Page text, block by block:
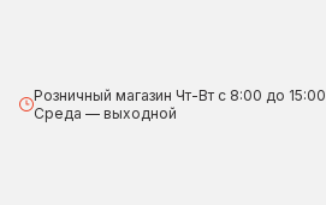
Розничный магазин Чт-Вт с 8:00 до 15:00
Среда — выходной